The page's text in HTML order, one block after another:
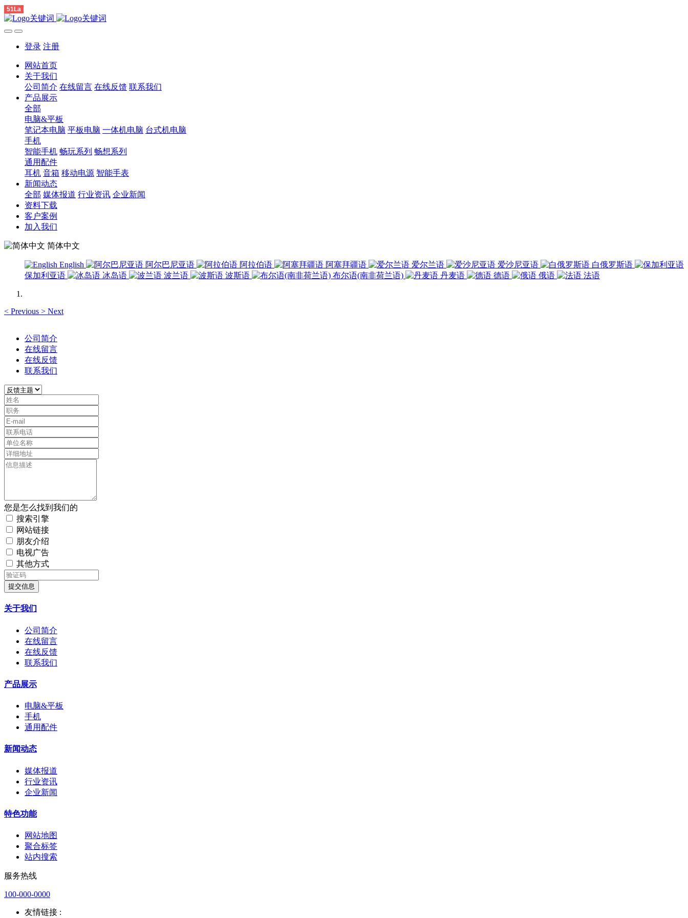
51La
登录 注册
网站首页
关于我们
公司简介 在线留言 在线反馈 联系我们
产品展示
全部
电脑&平板
笔记本电脑 平板电脑 一体机电脑 台式机电脑
手机
智能手机 畅玩系列 畅想系列
通用配件
耳机 音箱 移动电源 智能手表
新闻动态
全部 媒体报道 行业资讯 企业新闻
资料下载
客户案例
加入我们
简体中文
English 阿尔巴尼亚语 阿拉伯语 阿塞拜疆语 爱尔兰语 爱沙尼亚语
白俄罗斯语
保加利亚语
冰岛语 波兰语 波斯语 布尔语(南非荷兰语) 丹麦语 德语 俄语 法语
< Previous > Next
公司简介
在线留言
在线反馈
联系我们
您是怎么找到我们的
搜索引擎
网站链接
朋友介绍
电视广告
其他方式
提交信息
关于我们
公司简介
在线留言
在线反馈
联系我们
产品展示
电脑&平板
手机
通用配件
新闻动态
媒体报道
行业资讯
企业新闻
特色功能
网站地图
聚合标签
站内搜索
服务热线
100-000-0000
友情链接 :